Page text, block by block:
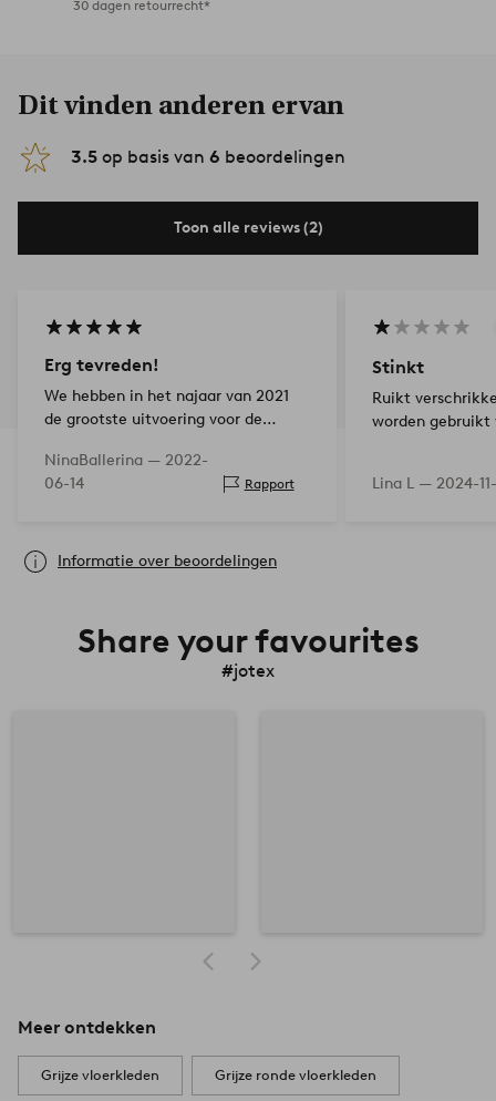
30 dagen retourrecht*
Dit vinden anderen ervan
3.5 op basis van 6 beoordelingen
Toon alle reviews (2)
Erg tevreden!
We hebben in het najaar van 2021
de grootste uitvoering voor de
een tot iets minder gekocht voor de
tv-woonkamer. Vlekken zijn
NinaBallerina — 2022-
06-14
Rapport
Stinkt
Ruikt
worden gebruikt
Lina L — 2024-
Informatie over beoordelingen
Share your favourites
#jotex
Meer ontdekken
Grijze vloerkleden Grijze ronde vloerkleden